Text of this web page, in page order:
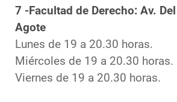
7 -Facultad de Derecho: Av.
Agote
Lunes de 19 a 20.30 horas.
Miércoles de 19 a 20.30 horas.
Viernes de 19 a 20.30 horas.